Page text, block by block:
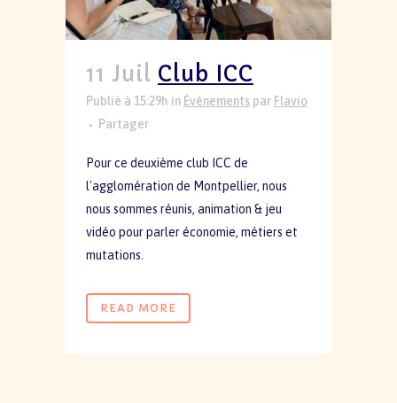
11 Juil Club ICC
Publié à 15:29h in Événements par Flavio
Partager
Pour ce deuxième club ICC de
l'agglomération de Montpellier, nous
nous sommes réunis, animation & jeu
vidéo pour parler économie, métiers et
mutations.
READ MORE